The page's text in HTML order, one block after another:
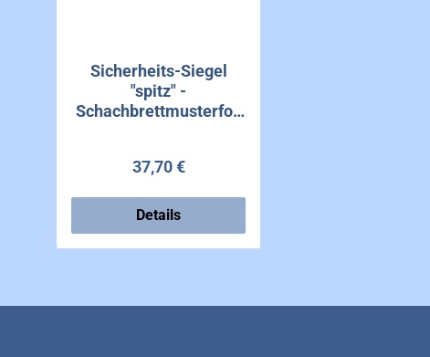
Sicherheits-Siegel
"spitz" -
Schachbrettmusterfoli
Regulärer Preis:
37,70 €
Details